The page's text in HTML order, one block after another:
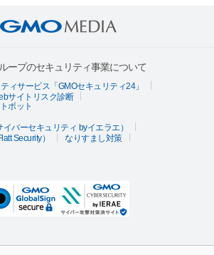
ープのセキュリティ事業について
ィサービス「GMOセキュリティ24」
サイトリスク診断
ボット
バーセキュリティ byイエラエ）
Security）
なりすまし対策